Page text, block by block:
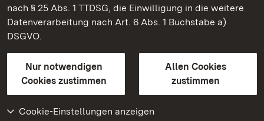
nach § 25 Abs. 1 TTDSG, die Einwilligung in die weitere
Datenverarbeitung nach Art. 6 Abs. 1 Buchstabe a)
DSGVO.
Nur notwendigen
Cookies zustimmen
Allen Cookies
zustimmen
Cookie-Einstellungen anzeigen
Staatliche Schlösser und Gärten Baden-Württemberg
Kontakt
GebärdenspracheLeichte Sprache
Erklärung zur Barrierefreiheit
BITV-konform (geprüfte Seiten)
Weiteres